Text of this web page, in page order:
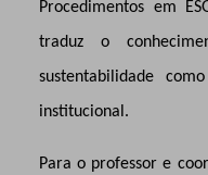
Procedimentos em
traduz o
sustentabilidade
institucional.
Para o professor e